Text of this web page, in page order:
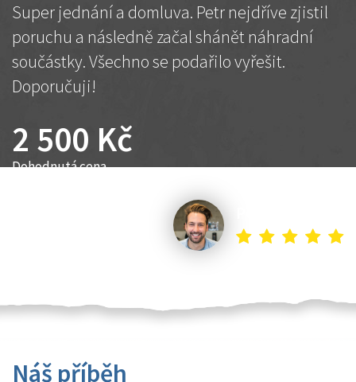
Super jednání a domluva. Petr nejdříve zjistil
poruchu a následně začal shánět náhradní
součástky. Všechno se podařilo vyřešit.
Doporučuji!
2 500 Kč
Dohodnutá cena
Náš příběh